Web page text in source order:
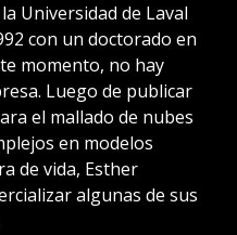
Universidad de Laval
con un doctorado en
momento, no hay
Luego de publicar
el mallado de nubes
en modelos
de vida, Esther
algunas de sus